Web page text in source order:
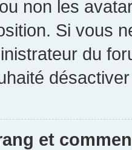
non les
Si vous
du
et